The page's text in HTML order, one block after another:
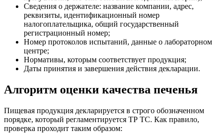
Сведения о держателе: название компании, адрес,
реквизиты, идентификационный номер
налогоплательщика, общий государственный
регистрационный номер;
Номер протоколов испытаний, данные о лабораторном
центре;
Нормативы, которым соответствует продукция;
Даты принятия и завершения действия декларации.
Алгоритм оценки качества печенья
Пищевая продукция декларируется в строго обозначенном
порядке, который регламентируется ТР ТС. Как правило,
проверка проходит таким образом: